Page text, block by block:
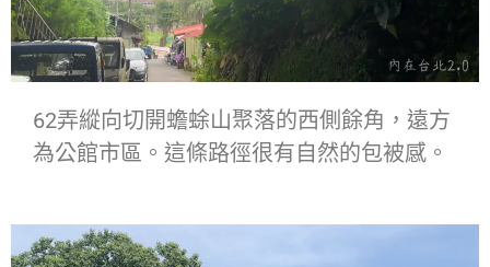
62弄縱向切開蟾蜍山聚落的西側餘角，遠方
為公館市區。這條路徑很有自然的包被感。